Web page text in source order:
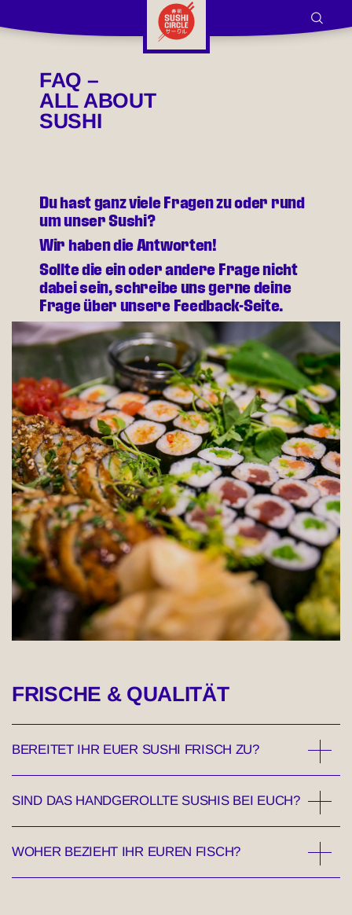
Skip to Main Content
FAQ –
ALL ABOUT
SUSHI
Du hast ganz viele Fragen zu oder rund
um unser Sushi?
Wir haben die Antworten!
Sollte die ein oder andere Frage nicht
dabei sein, schreibe uns gerne deine
Frage über unsere Feedback-Seite.
FRISCHE & QUALITÄT
BEREITET IHR EUER SUSHI FRISCH ZU?
SIND DAS HANDGEROLLTE SUSHIS BEI EUCH?
WOHER BEZIEHT IHR EUREN FISCH?